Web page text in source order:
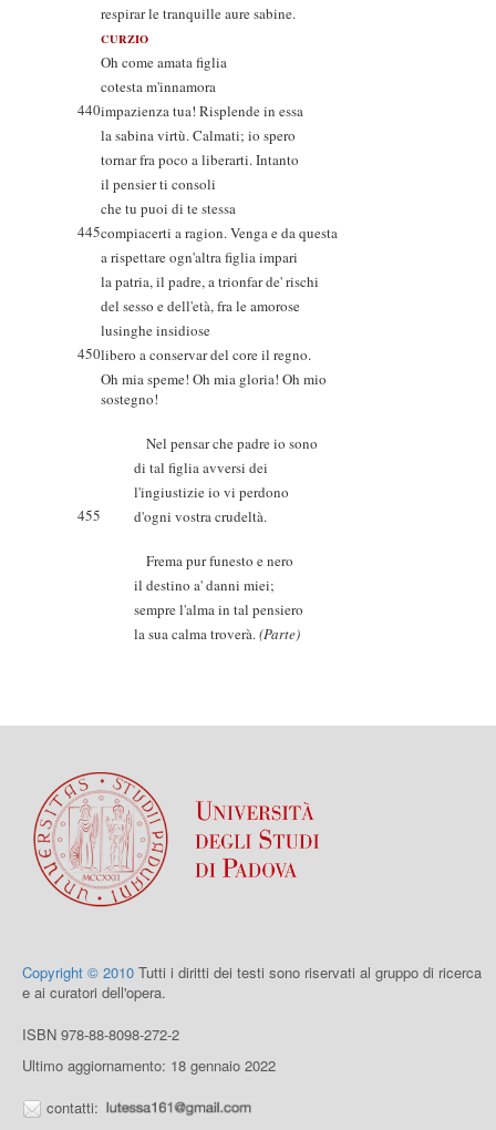
respirar le tranquille aure sabine.
CURZIO
Oh come amata figlia
cotesta m'innamora
440impazienza tua! Risplende in essa
la sabina virtù. Calmati; io spero
tornar fra poco a liberarti. Intanto
il pensier ti consoli
che tu puoi di te stessa
445compiacerti a ragion. Venga e da questa
a rispettare ogn'altra figlia impari
la patria, il padre, a trionfar de' rischi
del sesso e dell'età, fra le amorose
lusinghe insidiose
450libero a conservar del core il regno.
Oh mia speme! Oh mia gloria! Oh mio
sostegno!
Nel pensar che padre io sono
di tal figlia avversi dei
l'ingiustizie io vi perdono
455
d'ogni vostra crudeltà.
Frema pur funesto e nero
il destino a' danni miei;
sempre l'alma in tal pensiero
la sua calma troverà.(Parte)
Copyright © 2010 Tutti i diritti dei testi sono riservati al gruppo di ricerca
e ai curatori dell'opera.
ISBN 978-88-8098-272-2
Ultimo aggiornamento: 18 gennaio 2022
contatti: